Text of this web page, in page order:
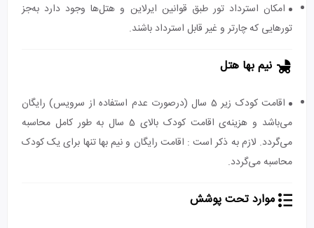
امکان استرداد تور طبق قوانین ایرلاین و هتل‌ها وجود دارد به‌جز
تورهایی که چارتر و غیر قابل استرداد باشند.
نیم بها هتل
اقامت کودک زیر 5 سال (درصورت عدم استفاده از سرویس) رایگان
می‌باشد و هزینه‌ی اقامت کودک بالای 5 سال به طور کامل محاسبه
می‌گردد. لازم به ذکر است : اقامت رایگان و نیم بها تنها برای یک کودک
محاسبه می‌گردد.
موارد تحت پوشش